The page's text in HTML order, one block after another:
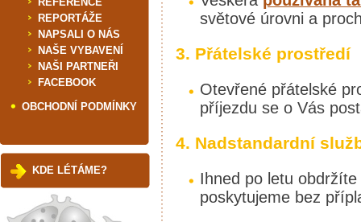
REPORTÁŽE
NAPSALI O NÁS
NAŠE VYBAVENÍ
NAŠI PARTNEŘI
FACEBOOK
OBCHODNÍ PODMÍNKY
KDE LÉTÁME?
světové úrovni a
3. Přátelské prostředí
Otevřené přátelské
příjezdu se o Vás
4. Nadstandardní
Ihned po letu obdržíte
poskytujeme bez